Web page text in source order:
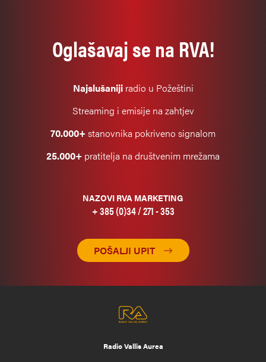
Oglašavaj se na RVA!
Najslušanijiradio u Požeštini
Streaming i emisije na zahtjev
70.000+stanovnika pokriveno signalom
25.000+ pratitelja na društvenim mrežama
NAZOVI RVA MARKETING
+ 385 (0)34 / 271 - 353
POŠALJI UPIT
Radio Vallis Aurea